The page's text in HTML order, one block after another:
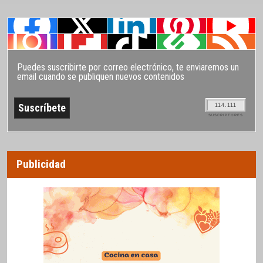
Puedes suscribirte por correo electrónico, te enviaremos un
email cuando se publiquen nuevos contenidos
114.111
SUSCRIPTORES
Publicidad